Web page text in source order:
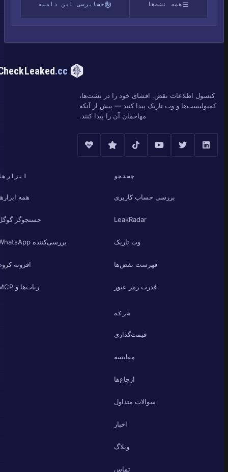
همه نشت‌ها حسابرسی این دامنه
CheckLeaked.cc
کنسول اطلاعات نقض. افشای خود را در نشت‌ها،
کمبولیست‌ها و وب تاریک پیدا کنید — پیش از آنکه
مهاجمان آن را پیدا کنند.
جستجو
بررسی حساب کاربری
LeakRadar
وب تاریک
فهرست نقض‌ها
قدرت رمز عبور
ابزارها
همه ابزارها
جستجوگر گوگل
بررسی‌کننده WhatsApp
افزونه کروم
ربات‌ها و MCP
شرکت
قیمت‌گذاری
مقایسه
ارجاع‌ها
سوالات متداول
اخبار
وبلاگ
تماس